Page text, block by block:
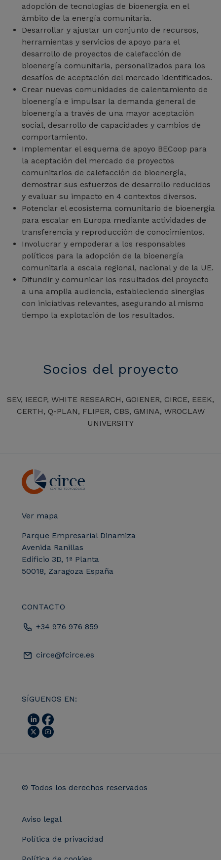
adopción de tecnologías de bioenergía en el
ámbito de la energía comunitaria.
Desarrollar y ajustar un conjunto de recursos,
herramientas y servicios de apoyo para el
desarrollo de proyectos de calefacción de
bioenergía comunitaria, personalizados para los
desafíos de aceptación del mercado identificados.
Crear nuevas comunidades de calentamiento de
bioenergía e impulsar la demanda general de
bioenergía a través de una mayor aceptación
social, desarrollo de capacidades y cambios de
comportamiento.
Implementar el esquema de apoyo BECoop para
la aceptación del mercado de proyectos
comunitarios de calefacción de bioenergía,
demostrar sus esfuerzos de desarrollo reducidos
y evaluar su impacto en 4 contextos diversos.
Potenciar el ecosistema comunitario de bioenergía
para escalar en Europa mediante actividades de
transferencia y reproducción de conocimientos.
Involucrar y empoderar a los responsables
políticos para la adopción de la bioenergía
comunitaria a escala regional, nacional y de la UE.
Difundir y comunicar los resultados del proyecto
a una amplia audiencia, estableciendo sinergias
con iniciativas relevantes, asegurando al mismo
tiempo la explotación de los resultados.
Socios del proyecto
SEV, IEECP, WHITE RESEARCH, GOIENER, CIRCE, EEEK,
CERTH, Q-PLAN, FLIPER, CBS, GMINA, WROCLAW
UNIVERSITY
Ver mapa
Parque Empresarial Dinamiza
Avenida Ranillas
Edificio 3D, 1ª Planta
50018, Zaragoza España
CONTACTO
+34 976 976 859
circe@fcirce.es
SÍGUENOS EN:
© Todos los derechos reservados
Aviso legal
Política de privacidad